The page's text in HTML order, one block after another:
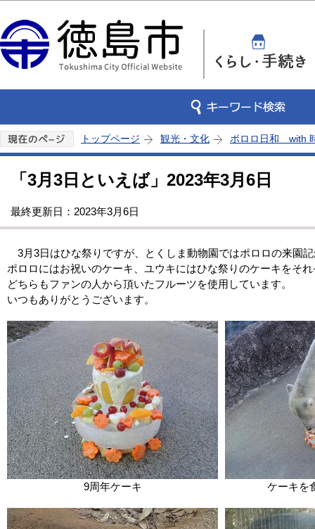
トップページ 観光・文化 ポロロ日和 with
「3月3日といえば」2023年3月6日
最終更新日：2023年3月6日
3月3日はひな祭りですが、とくしま動物園ではポロロの来園
ポロロにはお祝いのケーキ、ユウキにはひな祭りのケーキをそ
どちらもファンの人から頂いたフルーツを使用しています。
いつもありがとうございます。
9周年ケーキ ケーキを